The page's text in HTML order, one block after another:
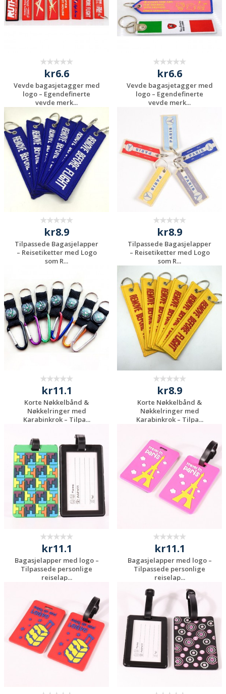
kr6.6
Vevde bagasjetagger med
logo – Egendefinerte
vevde merk...
Be om et
uforpliktende
tilbud
kr6.6
Vevde bagasjetagger med
logo – Egendefinerte
vevde merk...
Be om et
uforpliktende
tilbud
kr8.9
Tilpassede Bagasjelapper
– Reisetiketter med Logo
som R...
uforpliktende
tilbud
kr8.9
Tilpassede Bagasjelapper
– Reisetiketter med Logo
som R...
Be om et
uforpliktende
tilbud
kr11.1
Korte Nøkkelbånd &
Nøkkelringer med
Karabinkrok – Tilpa...
uforpliktende
tilbud
kr8.9
Korte Nøkkelbånd &
Nøkkelringer med
Karabinkrok – Tilpa...
uforpliktende
tilbud
kr11.1
Bagasjelapper med logo –
Tilpassede personlige
reiselap...
uforpliktende
tilbud
kr11.1
Bagasjelapper med logo –
Tilpassede personlige
reiselap...
Be om et
uforpliktende